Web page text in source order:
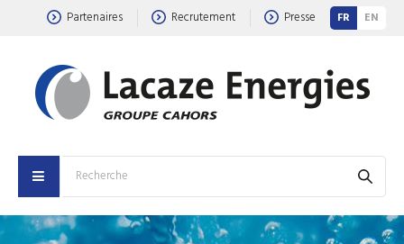
Partenaires Recrutement Presse FR EN